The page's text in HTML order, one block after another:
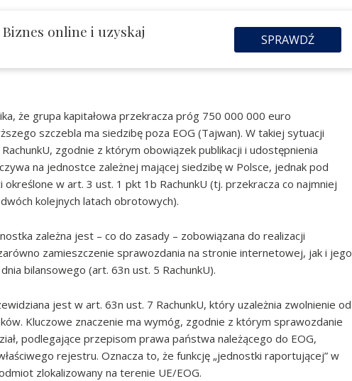
online i uzyskaj
SPRAWDŹ
że grupa kapitałowa przekracza próg 750 000 000 euro
szczebla ma siedzibę poza EOG (Tajwan). W takiej sytuacji
zgodnie z którym obowiązek publikacji i udostępnienia
na jednostce zależnej mającej siedzibę w Polsce, jednak pod
określone w art. 3 ust. 1 pkt 1b RachunkU (tj. przekracza co najmniej
kolejnych latach obrotowych).
zależna jest – co do zasady – zobowiązana do realizacji
zamieszczenie sprawozdania na stronie internetowej, jak i jego
bilansowego (art. 63n ust. 5 RachunkU).
jest w art. 63n ust. 7 RachunkU, który uzależnia zwolnienie od
Kluczowe znaczenie ma wymóg, zgodnie z którym sprawozdanie
podlegające przepisom prawa państwa należącego do EOG,
rejestru. Oznacza to, że funkcję „jednostki raportującej” w
zlokalizowany na terenie UE/EOG.